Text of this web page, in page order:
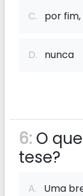
C. por fim,
D. nunca
6: O
tese?
A. Uma